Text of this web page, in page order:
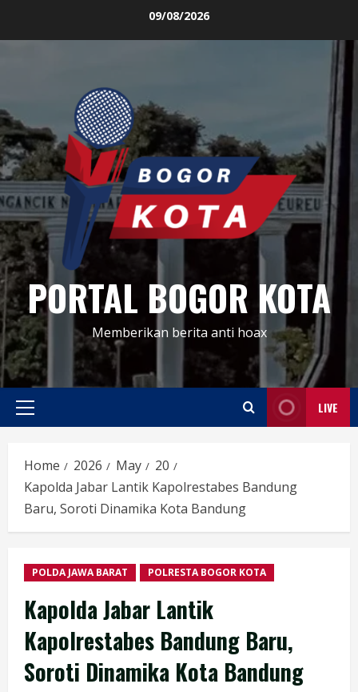
09/08/2026
PORTAL BOGOR KOTA
Memberikan berita anti hoax
Primary
LIVE
Home 2026 May
20
Kapolda Jabar Lantik Kapolrestabes Bandung
Baru, Soroti Dinamika Kota Bandung
POLDA JAWA BARAT POLRESTA BOGOR KOTA
Kapolda Jabar Lantik
Kapolrestabes Bandung Baru,
Soroti Dinamika Kota Bandung